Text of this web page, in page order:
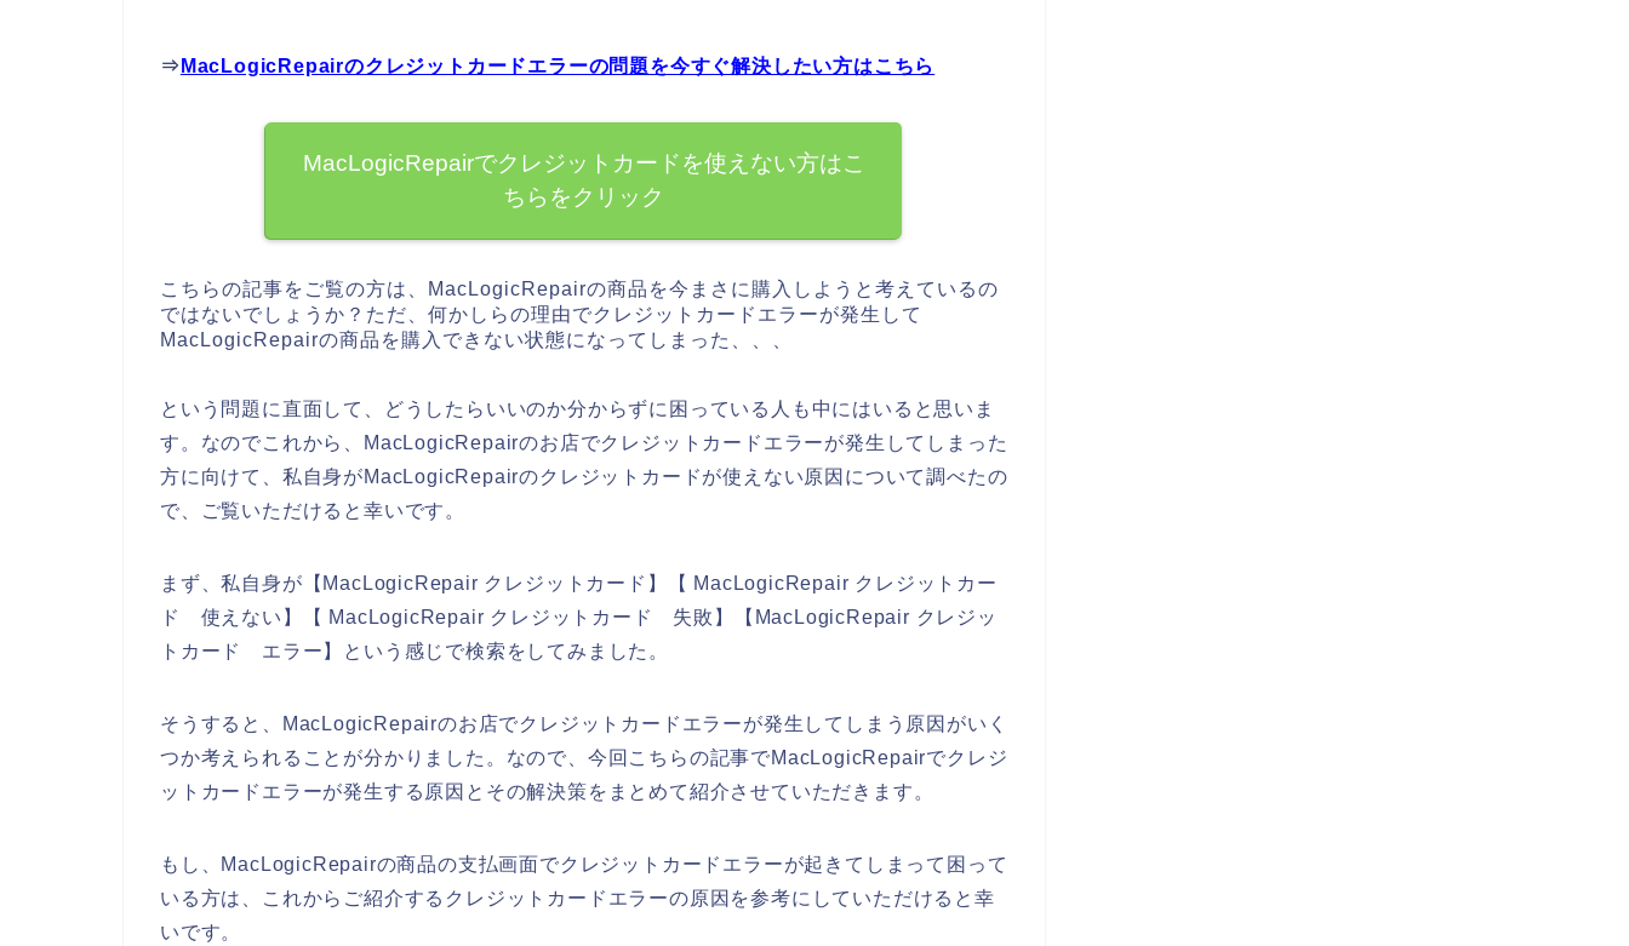
⇒ MacLogicRepairのクレジットカードエラーの問題を今すぐ解決したい方はこちら
MacLogicRepairでクレジットカードを使えない方はこ
ちらをクリック
こちらの記事をご覧の方は、MacLogicRepairの商品を今まさに購入しようと考えているの
ではないでしょうか？ただ、何かしらの理由でクレジットカードエラーが発生して
MacLogicRepairの商品を購入できない状態になってしまった、、、
という問題に直面して、どうしたらいいのか分からずに困っている人も中にはいると思いま
す。なのでこれから、MacLogicRepairのお店でクレジットカードエラーが発生してしまった
方に向けて、私自身がMacLogicRepairのクレジットカードが使えない原因について調べたの
で、ご覧いただけると幸いです。
まず、私自身が【MacLogicRepair クレジットカード】【 MacLogicRepair クレジットカー
ド 使えない】【 MacLogicRepair クレジットカード 失敗】【MacLogicRepair クレジッ
トカード エラー】という感じで検索をしてみました。
そうすると、MacLogicRepairのお店でクレジットカードエラーが発生してしまう原因がいく
つか考えられることが分かりました。なので、今回こちらの記事でMacLogicRepairでクレジ
ットカードエラーが発生する原因とその解決策をまとめて紹介させていただきます。
もし、MacLogicRepairの商品の支払画面でクレジットカードエラーが起きてしまって困って
いる方は、これからご紹介するクレジットカードエラーの原因を参考にしていただけると幸
いです。